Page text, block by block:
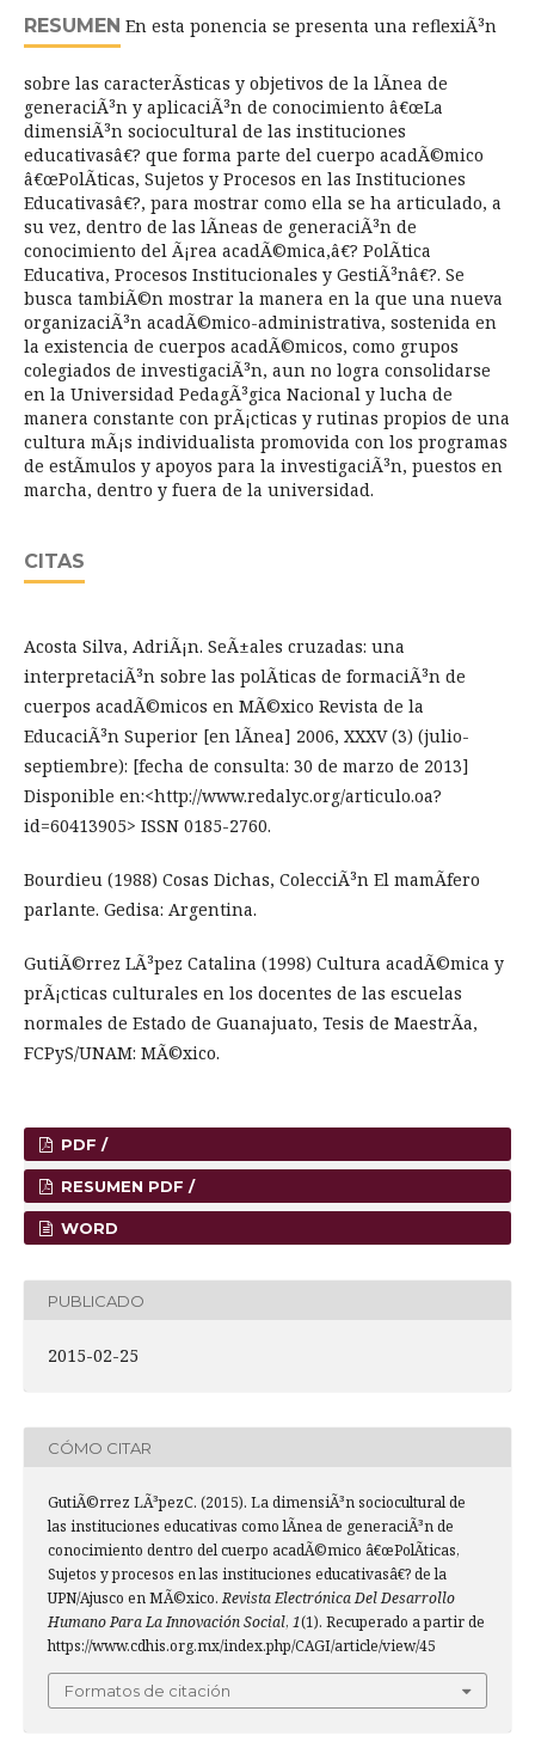
RESUMEN En esta ponencia se presenta una reflexiÃ³n
sobre las caracterÃ­sticas y objetivos de la lÃ­nea de
generaciÃ³n y aplicaciÃ³n de conocimiento â€œLa
dimensiÃ³n sociocultural de las instituciones
educativasâ€? que forma parte del cuerpo acadÃ©mico
â€œPolÃ­ticas, Sujetos y Procesos en las Instituciones
Educativasâ€?, para mostrar como ella se ha articulado, a
su vez, dentro de las lÃ­neas de generaciÃ³n de
conocimiento del Ã¡rea acadÃ©mica,â€? PolÃ­tica
Educativa, Procesos Institucionales y GestiÃ³nâ€?. Se
busca tambiÃ©n mostrar la manera en la que una nueva
organizaciÃ³n acadÃ©mico-administrativa, sostenida en
la existencia de cuerpos acadÃ©micos, como grupos
colegiados de investigaciÃ³n, aun no logra consolidarse
en la Universidad PedagÃ³gica Nacional y lucha de
manera constante con prÃ¡cticas y rutinas propios de una
cultura mÃ¡s individualista promovida con los programas
de estÃ­mulos y apoyos para la investigaciÃ³n, puestos en
marcha, dentro y fuera de la universidad.
CITAS
Acosta Silva, AdriÃ¡n. SeÃ±ales cruzadas: una
interpretaciÃ³n sobre las polÃ­ticas de formaciÃ³n de
cuerpos acadÃ©micos en MÃ©xico Revista de la
EducaciÃ³n Superior [en lÃ­nea] 2006, XXXV (3) (julio-
septiembre): [fecha de consulta: 30 de marzo de 2013]
Disponible en:<http://www.redalyc.org/articulo.oa?
id=60413905> ISSN 0185-2760.
Bourdieu (1988) Cosas Dichas, ColecciÃ³n El mamÃ­fero
parlante. Gedisa: Argentina.
GutiÃ©rrez LÃ³pez Catalina (1998) Cultura acadÃ©mica y
prÃ¡cticas culturales en los docentes de las escuelas
normales de Estado de Guanajuato, Tesis de MaestrÃ­a,
FCPyS/UNAM: MÃ©xico.
PDF /
RESUMEN PDF /
WORD
PUBLICADO
2015-02-25
CÓMO CITAR
GutiÃ©rrez LÃ³pezC. (2015). La dimensiÃ³n sociocultural de
las instituciones educativas como lÃ­nea de generaciÃ³n de
conocimiento dentro del cuerpo acadÃ©mico â€œPolÃ­ticas,
Sujetos y procesos en las instituciones educativasâ€? de la
UPN/Ajusco en MÃ©xico.Revista Electrónica Del Desarrollo
Humano Para La Innovación Social, 1(1). Recuperado a partir de
https://www.cdhis.org.mx/index.php/CAGI/article/view/45
Formatos de citación